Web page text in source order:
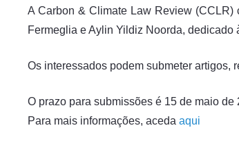
A Carbon & Climate Law Review (CCLR)
Fermeglia e Aylin Yildiz Noorda,
Os interessados podem submeter artigos,
O prazo para submissões é 15 de maio de
Para mais informações, aceda aqui